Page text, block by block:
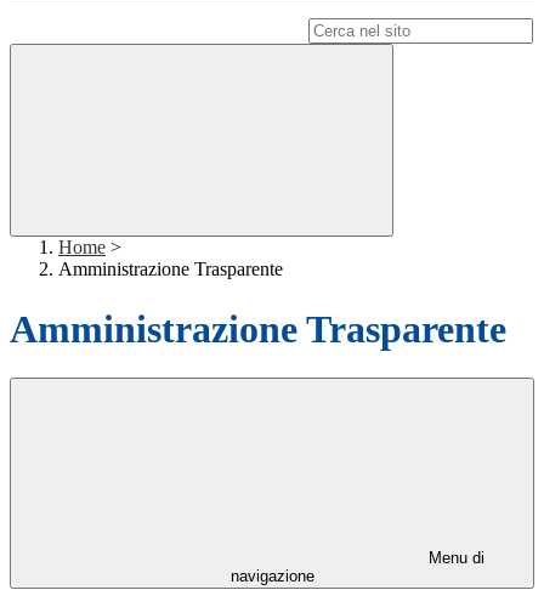
Home >
Amministrazione Trasparente
Amministrazione Trasparente
Menu di
navigazione